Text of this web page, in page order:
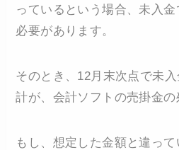
っているという場合、未入
必要があります。
そのとき、12月末次点で未
計が、会計ソフトの売掛金の
もし、想定した金額と違っ